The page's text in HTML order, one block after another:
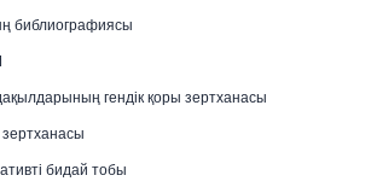
библиографиясы
гендік қоры зертханасы
бидай тобы